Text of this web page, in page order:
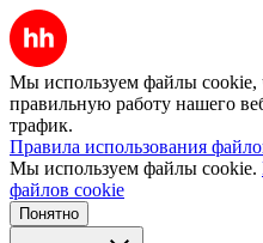
Мы используем файлы cookie,
правильную работу нашего
трафик.
Правила использования
Мы используем файлы cookie.
файлов cookie
Понятно